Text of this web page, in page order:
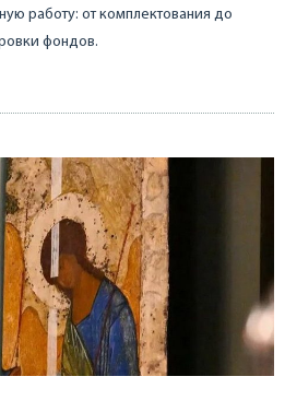
работу: от комплектования до
фондов.